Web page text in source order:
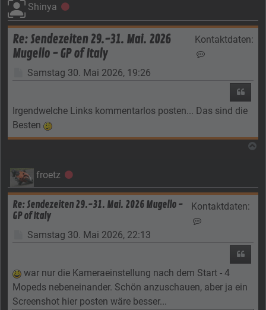
Shinya Offline
Re: Sendezeiten 29.-31. Mai. 2026
Mugello - GP of Italy
Kontaktdaten:
Beitrag
Samstag 30. Mai 2026, 19:26
Irgendwelche Links kommentarlos posten... Das sind die
Besten
froetz Offline
Re: Sendezeiten 29.-31. Mai. 2026 Mugello -
GP of Italy
Kontaktdaten:
Beitrag
Samstag 30. Mai 2026, 22:13
war nur die Kameraeinstellung nach dem Start - 4
Mopeds nebeneinander. Schön anzuschauen, aber ja ein
Screenshot hier posten wäre besser...